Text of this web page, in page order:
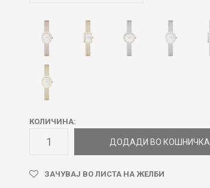
КОЛИЧИНА:
ДОДАДИ ВО КОШНИЧКА
ЗАЧУВАЈ ВО ЛИСТА НА ЖЕЛБИ